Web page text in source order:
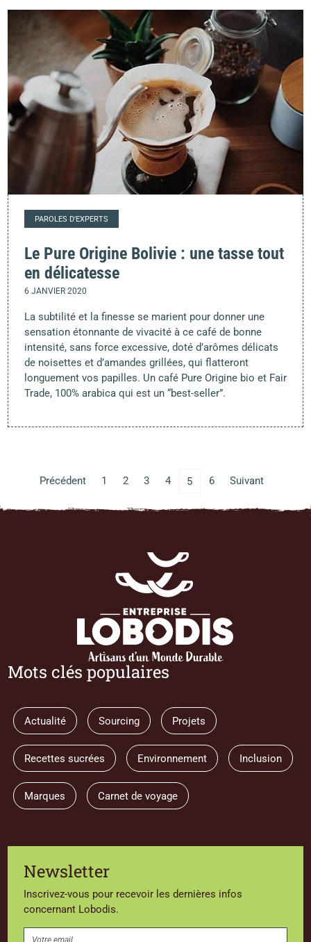
PAROLES D'EXPERTS
Le Pure Origine Bolivie : une tasse tout
en délicatesse
6 JANVIER 2020
La subtilité et la finesse se marient pour donner une
sensation étonnante de vivacité à ce café de bonne
intensité, sans force excessive, doté d’arômes délicats
de noisettes et d’amandes grillées, qui flatteront
longuement vos papilles. Un café Pure Origine bio et Fair
Trade, 100% arabica qui est un “best-seller”.
Précédent 1 2 3 4 5 6 Suivant
Mots clés populaires
Actualité Sourcing Projets
Recettes sucrées Environnement Inclusion
Marques Carnet de voyage
Newsletter
Inscrivez-vous pour recevoir les dernières infos
concernant Lobodis.